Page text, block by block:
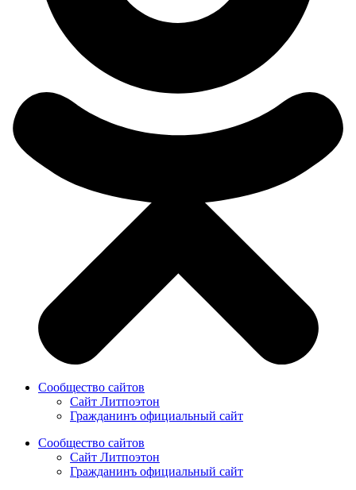
Сообщество сайтов
Сайт Литпоэтон
Гражданинъ официальный сайт
Сообщество сайтов
Сайт Литпоэтон
Гражданинъ официальный сайт